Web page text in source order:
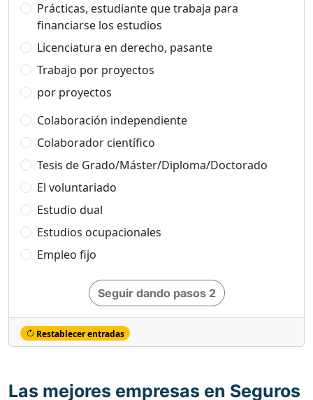
Prácticas, estudiante que trabaja para
financiarse los estudios
Licenciatura en derecho, pasante
Trabajo por proyectos
por proyectos
Colaboración independiente
Colaborador científico
Tesis de Grado/Máster/Diploma/Doctorado
El voluntariado
Estudio dual
Estudios ocupacionales
Empleo fijo
Seguir dando pasos 2
Restablecer entradas
Las mejores empresas en Seguros